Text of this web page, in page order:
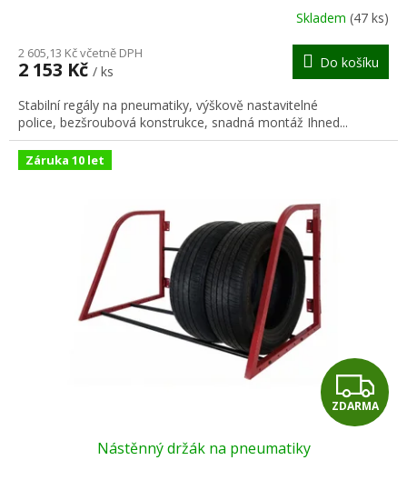
R
M
A
Skladem (47 ks)
2 605,13 Kč včetně DPH
2 153 Kč / ks
Do košíku
Stabilní regály na pneumatiky, výškově nastavitelné
police, bezšroubová konstrukce, snadná montáž Ihned...
Záruka 10 let
Z
D
ZDARMA
Nástěnný držák na pneumatiky